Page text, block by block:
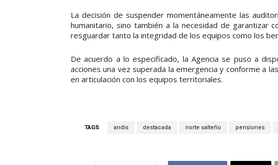
La decisión de suspender momentáneamente las
humanitario, sino también a la necesidad de garantizar
resguardar tanto la integridad de los equipos como los
De acuerdo a lo especificado, la Agencia se puso a
acciones una vez superada la emergencia y conforme a
en articulación con los equipos territoriales.
TAGS andis destacada norte salteño pensiones